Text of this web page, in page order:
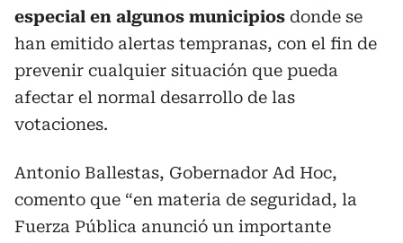
especial en algunos municipios donde se
han emitido alertas tempranas, con el fin de
prevenir cualquier situación que pueda
afectar el normal desarrollo de las
votaciones.
Antonio Ballestas, Gobernador Ad Hoc,
comento que “en materia de seguridad, la
Fuerza Pública anunció un importante